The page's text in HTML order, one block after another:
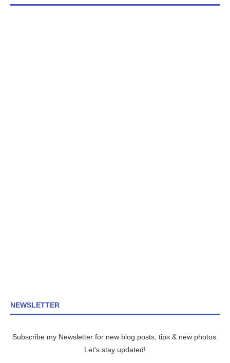
NEWSLETTER
Subscribe my Newsletter for new blog posts, tips & new photos.
Let's stay updated!